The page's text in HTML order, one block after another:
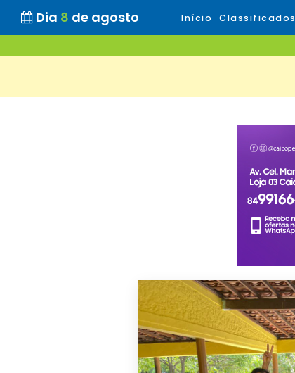
Dia 8 de agosto Início Classificados